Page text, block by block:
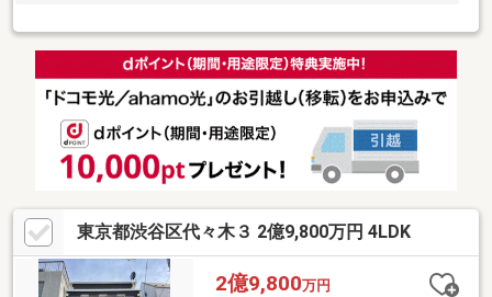
東京都渋谷区代々木３ 2億9,800万円 4LDK
2億9,800万円